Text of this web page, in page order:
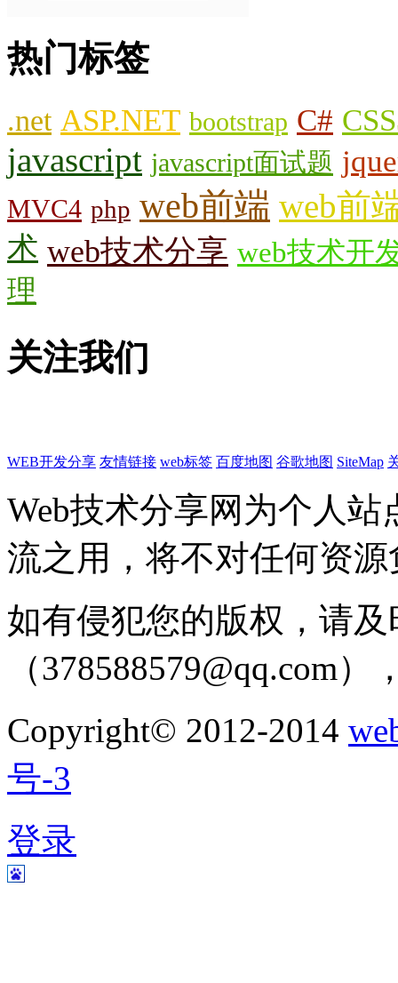
热门标签
.net ASP.NET bootstrap C#
javascript javascript面试题
MVC4 php web前端 web前
术 web技术分享 web技术开
理
关注我们
WEB开发分享 友情链接 web标签 百度地图 谷歌地图 SiteMap
Web技术分享网为个人
流之用，将不对任何资
如有侵犯您的版权，请
（378588579@qq.com
Copyright© 2012-2014
号-3
登录